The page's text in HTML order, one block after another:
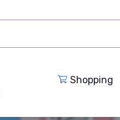
Shopping